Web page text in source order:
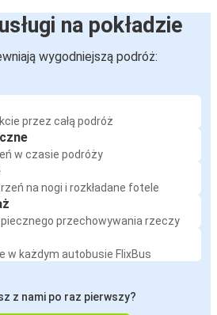
na pokładzie
wygodniejszą podróż:
przez całą podróż
w czasie podróży
na nogi i rozkładane fotele
przechowywania rzeczy
w każdym autobusie FlixBus
z nami po raz pierwszy?